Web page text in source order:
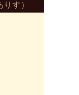
す）